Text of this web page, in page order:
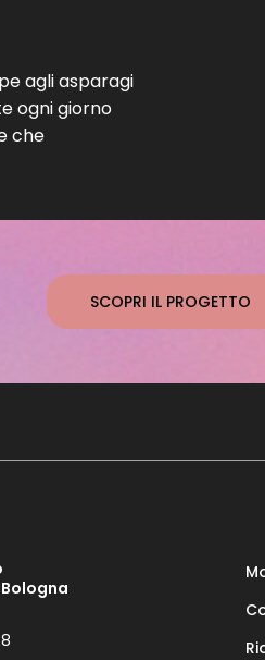
agli asparagi
ogni giorno
che
SCOPRI IL PROGETTO